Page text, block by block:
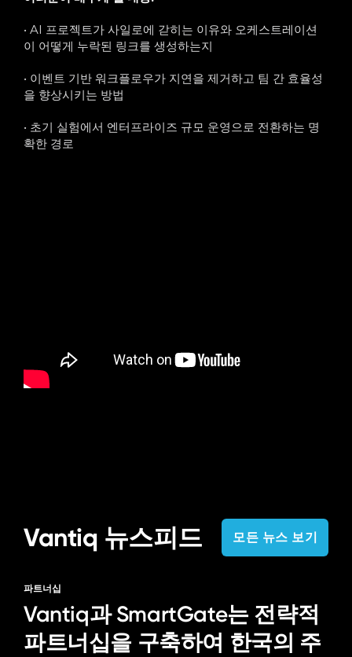
• AI 프로젝트가 사일로에 갇히는 이유와 오케스트레이션
이 어떻게 누락된 링크를 생성하는지
• 이벤트 기반 워크플로우가 지연을 제거하고 팀 간 효율성
을 향상시키는 방법
• 초기 실험에서 엔터프라이즈 규모 운영으로 전환하는 명
확한 경로
Vantiq 뉴스피드 모든 뉴스 보기
파트너십
Vantiq과 SmartGate는 전략적
파트너십을 구축하여 한국의 주